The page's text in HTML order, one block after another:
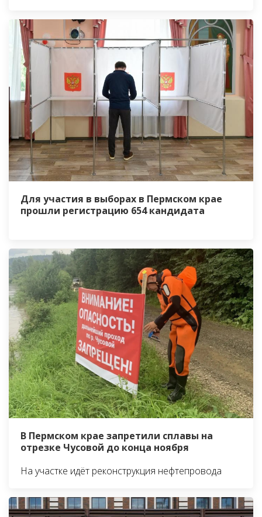
Для участия в выборах в Пермском крае
прошли регистрацию 654 кандидата
В Пермском крае запретили сплавы на
отрезке Чусовой до конца ноября
На участке идёт реконструкция нефтепровода